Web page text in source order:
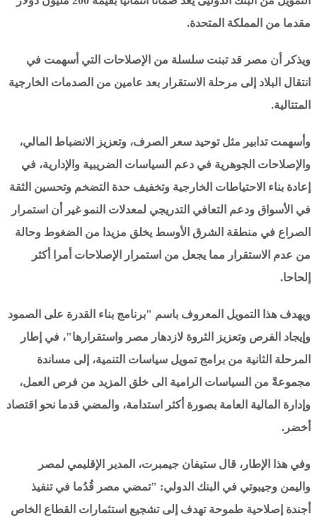
مقدما من المملكة المتحدة.
ويذكر أن مصر قد تبنت سلسلة من الإصلاحات التي أسهمت في
انتقال البلاد إلى مرحلة الاستقرار بعد عامين من الصدمات الخارجية
المتتالية.
وأسهمت تدابير مثل توحيد سعر الصرف، وتعزيز الانضباط المالي،
والإصلاحات الجوهرية في دعم السياسات الضريبية والإدارية، في
إعادة بناء الاحتياطات الخارجية وتخفيف حدة التضخم وتحسين الثقة
في الأسواق ودعم التعافي التدريجي لمعدلات النمو غير أن استمرار
الصراع في منطقة الشرق الأوسط يخلق مزيدا من الضغوط وحالة
من عدم الاستقرار مما يجعل من استمرار الإصلاحات أمرا أكثر
إلحاحا.
ويهدف هذا التمويل المعروف باسم "برنامج بناء القدرة على الصمود
وإيجاد الفرص وتعزيز الثروة لازدهار مصر واستقرارها"، في إطار
المرحلة الثانية من برامج تمويل سياسات التنمية، إلى مساندة
مجموعةً من السياسات الرامية الى خلق المزيد من فرص العمل،
وإدارة المالية العامة بصورة أكثر استدامة، والمضي قدما نحو اقتصاد
أخضر.
وفي هذا الإطار، قال ستيفان جيمبرت، المدير الإقليمي لمصر
واليمن وجيبوتي في البنك الدولي: "تمضي مصر قُدُما في تنفيذ
أجندة إصلاحية طموحة تهدف إلى تشجيع استثمارات القطاع الخاص